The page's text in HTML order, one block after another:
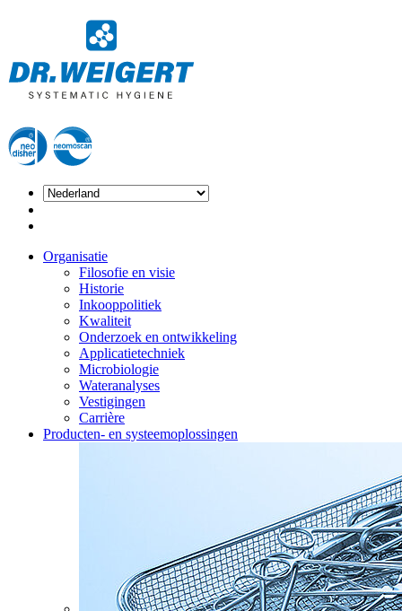
Organisatie
Filosofie en visie
Historie
Inkooppolitiek
Kwaliteit
Onderzoek en ontwikkeling
Applicatietechniek
Microbiologie
Wateranalyses
Vestigingen
Carrière
Producten- en systeemoplossingen